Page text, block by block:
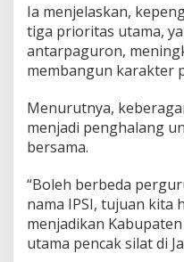
a
s
d
P
r
p
r
J
a
t
m
Ia menjelaskan,
tiga prioritas utama,
antarpaguron,
membangun karakter
Menurutnya,
menjadi penghalang
bersama.
“Boleh berbeda
nama IPSI, tujuan kita
menjadikan
utama pencak silat di